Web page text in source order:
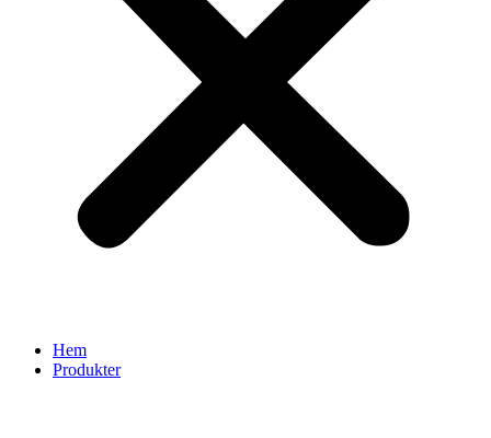
Hem
Produkter